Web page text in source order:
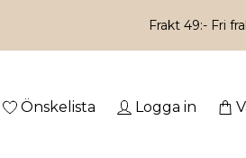
Frakt 49:- Fri
Önskelista Logga in